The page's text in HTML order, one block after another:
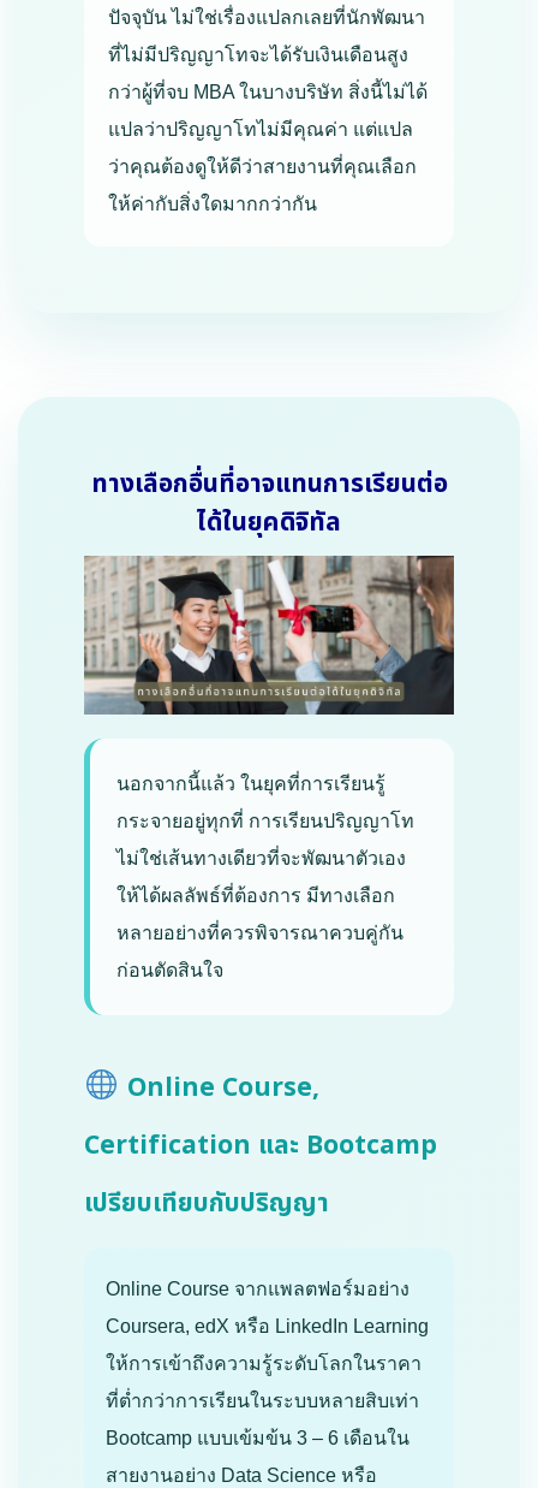
ปัจจุบัน ไม่ใช่เรื่องแปลกเลยที่นักพัฒนา
ที่ไม่มีปริญญาโทจะได้รับเงินเดือนสูง
กว่าผู้ที่จบ MBA ในบางบริษัท สิ่งนี้ไม่ได้
แปลว่าปริญญาโทไม่มีคุณค่า แต่แปล
ว่าคุณต้องดูให้ดีว่าสายงานที่คุณเลือก
ให้ค่ากับสิ่งใดมากกว่ากัน
ทางเลือกอื่นที่อาจแทนการเรียนต่อ
ได้ในยุคดิจิทัล
นอกจากนี้แล้ว ในยุคที่การเรียนรู้
กระจายอยู่ทุกที่ การเรียนปริญญาโท
ไม่ใช่เส้นทางเดียวที่จะพัฒนาตัวเอง
ให้ได้ผลลัพธ์ที่ต้องการ มีทางเลือก
หลายอย่างที่ควรพิจารณาควบคู่กัน
ก่อนตัดสินใจ
Online Course,
Certification และ Bootcamp
เปรียบเทียบกับปริญญา
Online Course จากแพลตฟอร์มอย่าง
Coursera, edX หรือ LinkedIn Learning
ให้การเข้าถึงความรู้ระดับโลกในราคา
ที่ต่ำกว่าการเรียนในระบบหลายสิบเท่า
Bootcamp แบบเข้มข้น 3 – 6 เดือนใน
สายงานอย่าง Data Science หรือ